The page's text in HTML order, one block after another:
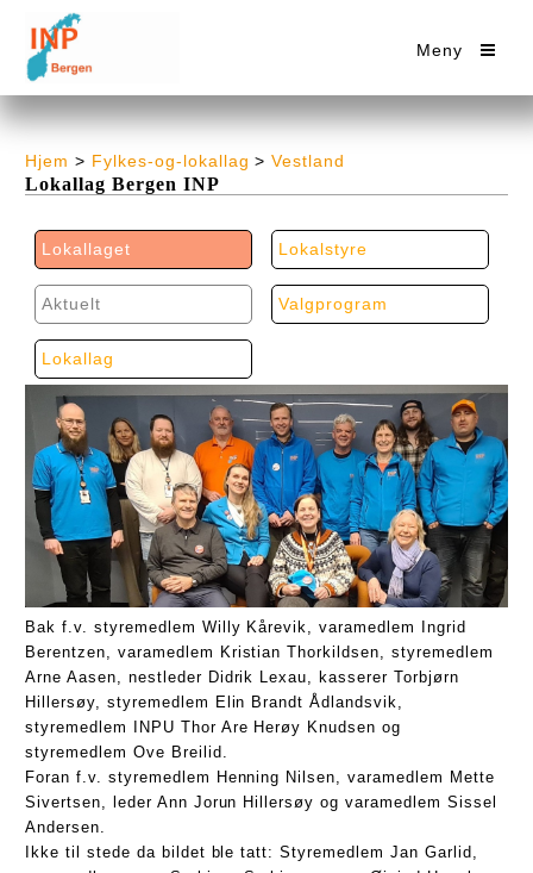
Meny
Hjem > Fylkes-og-lokallag >Vestland
Lokallag Bergen INP
Lokallaget Lokalstyre
Aktuelt Valgprogram
Lokallag
Bak f.v. styremedlem Willy Kårevik, varamedlem Ingrid
Berentzen, varamedlem Kristian Thorkildsen, styremedlem
Arne Aasen, nestleder Didrik Lexau, kasserer Torbjørn
Hillersøy, styremedlem Elin Brandt Ådlandsvik,
styremedlem INPU Thor Are Herøy Knudsen og
styremedlem Ove Breilid.
Foran f.v. styremedlem Henning Nilsen, varamedlem Mette
Sivertsen, leder Ann Jorun Hillersøy og varamedlem Sissel
Andersen.
Ikke til stede da bildet ble tatt: Styremedlem Jan Garlid,